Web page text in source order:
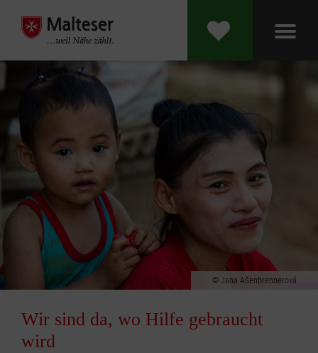
Jana Ašenbrennerová
Wir sind da, wo Hilfe gebraucht
wird